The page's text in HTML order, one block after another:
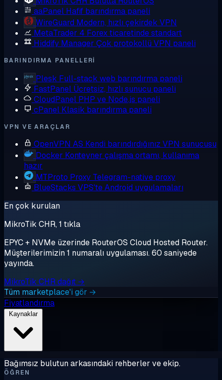
aaPanel Hafif barındırma paneli
WireGuard Modern, hızlı çekirdek VPN
MetaTrader 4 Forex ticaretinde standart
Hiddify Manager Çok protokollü VPN paneli
BARINDIRMA PANELLERI
Plesk Full-stack web barındırma paneli
FastPanel Ücretsiz, hızlı sunucu paneli
CloudPanel PHP ve Node.js paneli
cPanel Klasik barındırma paneli
VPN VE ARAÇLAR
OpenVPN AS Kendi barındırdığınız VPN sunucusu
Docker Konteyner çalışma ortamı, kullanıma
hazır
MTProto Proxy Telegram-native proxy
BlueStacks VPS'te Android uygulamaları
En çok kurulan
MikroTik CHR, 1 tıkla
EPYC + NVMe üzerinde RouterOS Cloud Hosted Router.
Müşterilerimizin 1 numaralı uygulaması. 60 saniyede
yayında.
MikroTik CHR dağıt →
Tüm marketplace'i gör →
Fiyatlandırma
Kaynaklar
Bağımsız bulutun arkasındaki rehberler ve ekip.
ÖĞREN